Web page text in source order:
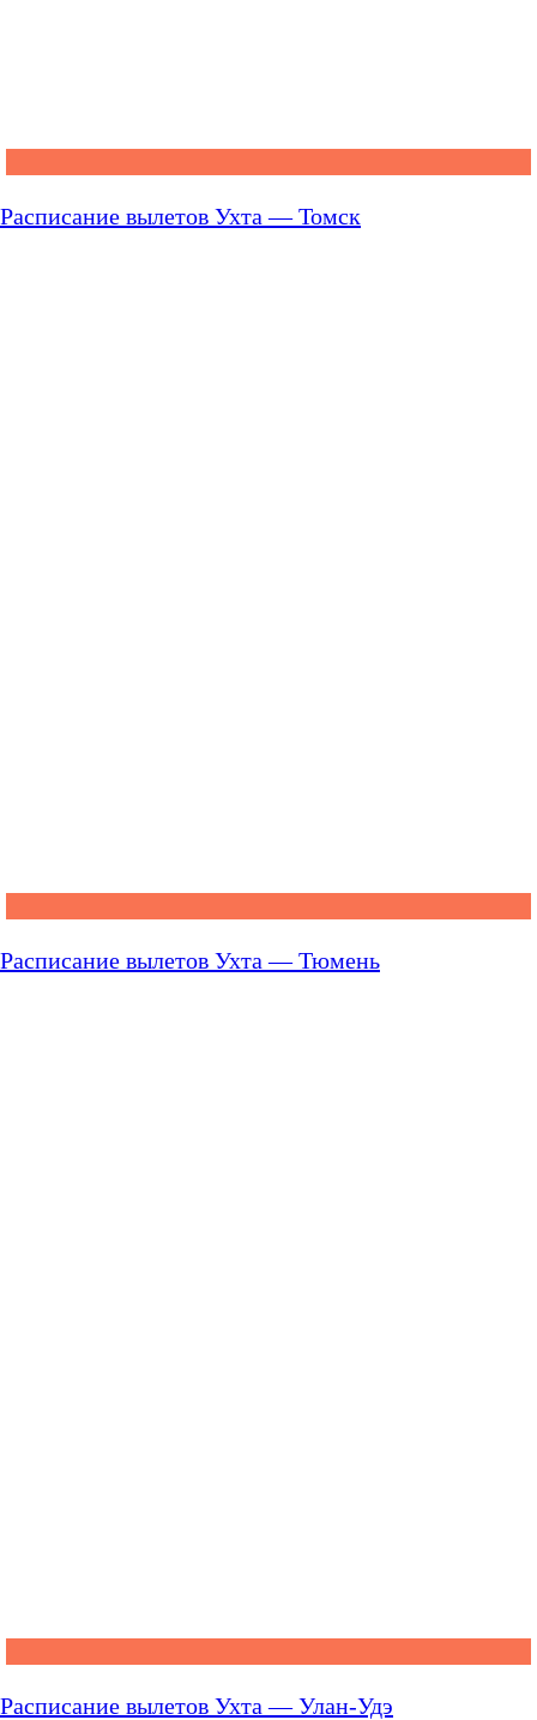
Расписание вылетов Ухта — Томск
Расписание вылетов Ухта — Тюмень
Расписание вылетов Ухта — Улан-Удэ